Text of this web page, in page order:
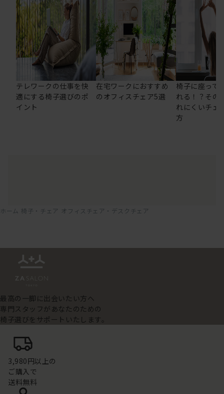
テレワークの仕事を快
適にする椅子選びのポ
イント
在宅ワークにおすすめ
のオフィスチェア5選
椅子に座って
れる！？その
れにくいチェ
方
ホーム 椅子・チェア オフィスチェア・デスクチェア
最高の一脚に出会いたい方へ
専門スタッフがあなたのための
椅子選びをサポートいたします。
3,980円以上の
ご購入で
送料無料